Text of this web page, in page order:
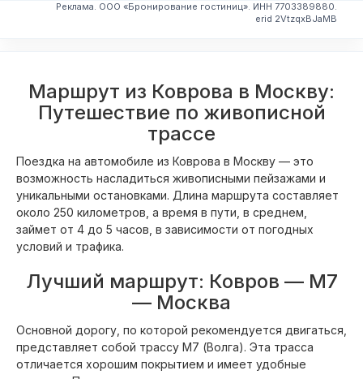
Реклама. ООО «Бронирование гостиниц». ИНН 7703389880.
erid 2VtzqxBJaMB
Маршрут из Коврова в Москву:
Путешествие по живописной
трассе
Поездка на автомобиле из Коврова в Москву — это
возможность насладиться живописными пейзажами и
уникальными остановками. Длина маршрута составляет
около 250 километров, а время в пути, в среднем,
займет от 4 до 5 часов, в зависимости от погодных
условий и трафика.
Лучший маршрут: Ковров — М7
— Москва
Основной дорогу, по которой рекомендуется двигаться,
представляет собой трассу М7 (Волга). Эта трасса
отличается хорошим покрытием и имеет удобные